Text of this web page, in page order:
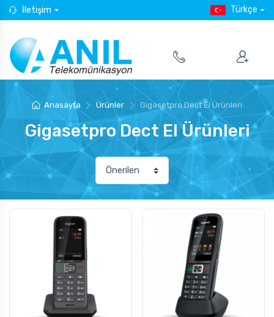
İletişim Türkçe
Anasayfa Ürünler Gigasetpro Dect El Ürünleri
Gigasetpro Dect El Ürünleri